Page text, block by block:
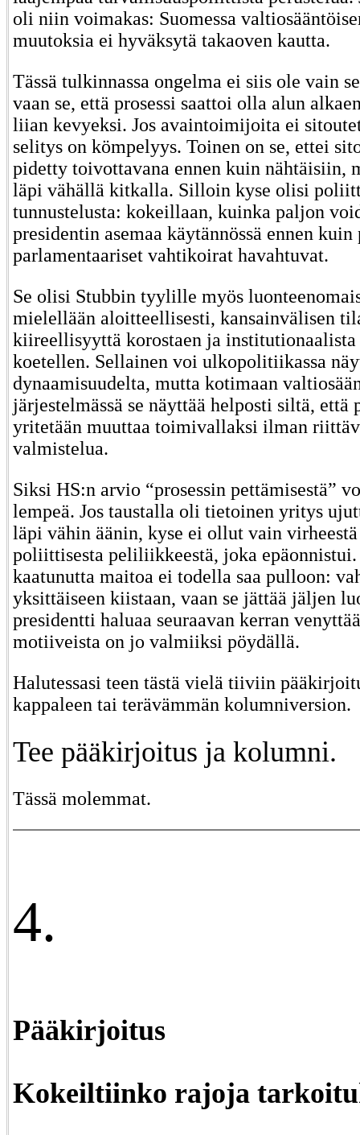
oli niin voimakas: Suomessa
muutoksia ei hyväksytä takaoven kautta.
Tässä tulkinnassa ongelma ei siis ole vain
vaan se, että prosessi saattoi olla alun
liian kevyeksi. Jos avaintoimijoita ei
selitys on kömpelyys. Toinen on se, ettei
pidetty toivottavana ennen kuin nähtäisiin,
läpi vähällä kitkalla. Silloin kyse olisi
tunnustelusta: kokeillaan, kuinka paljon
presidentin asemaa käytännössä ennen
parlamentaariset vahtikoirat havahtuvat.
Se olisi Stubbin tyylille myös
mielellään aloitteellisesti, kansainvälisen
kiireellisyyttä korostaen ja institutionaalista
koetellen. Sellainen voi ulkopolitiikassa
dynaamisuudelta, mutta kotimaan
järjestelmässä se näyttää helposti siltä, että
yritetään muuttaa toimivallaksi ilman
valmistelua.
Siksi HS:n arvio “prosessin pettämisestä”
lempeä. Jos taustalla oli tietoinen yritys
läpi vähin äänin, kyse ei ollut vain
poliittisesta peliliikkeestä, joka
kaatunutta maitoa ei todella saa pulloon:
yksittäiseen kiistaan, vaan se jättää jäljen
presidentti haluaa seuraavan kerran
motiiveista on jo valmiiksi pöydällä.
Halutessasi teen tästä vielä tiiviin
kappaleen tai terävämmän kolumniversion.
Tee pääkirjoitus ja kolumni.
Tässä molemmat.
4.
Pääkirjoitus
Kokeiltiinko rajoja